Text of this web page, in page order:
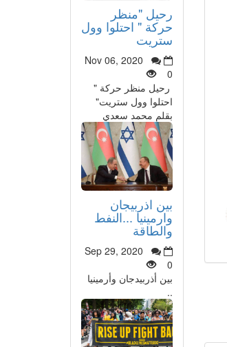
رحيل "منظر
حركة " احتلوا وول
ستريت
Nov 06, 2020
0
رحيل منظر حركة "
احتلوا وول ستريت"
بقلم محمد سعدي
بين اذربيجان
وارمينيا ...النفط
والطاقة
Sep 29, 2020
0
بين أذربيدجان وأرمينيا
..